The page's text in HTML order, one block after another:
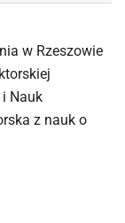
w Rzeszowie
Nauk
z nauk o